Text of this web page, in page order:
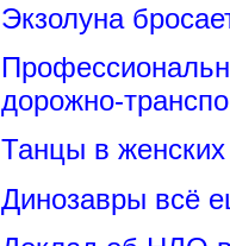
Экзолуна
дорожно-
Танцы в женских
Динозавры всё